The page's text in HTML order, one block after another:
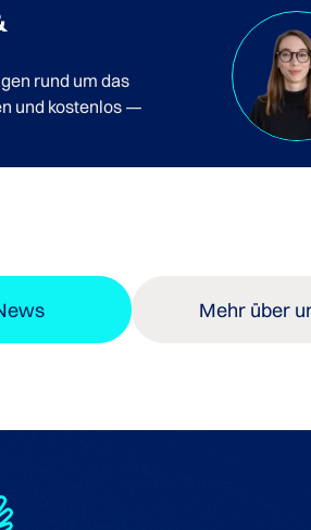
rund um das
und kostenlos —
Mehr über